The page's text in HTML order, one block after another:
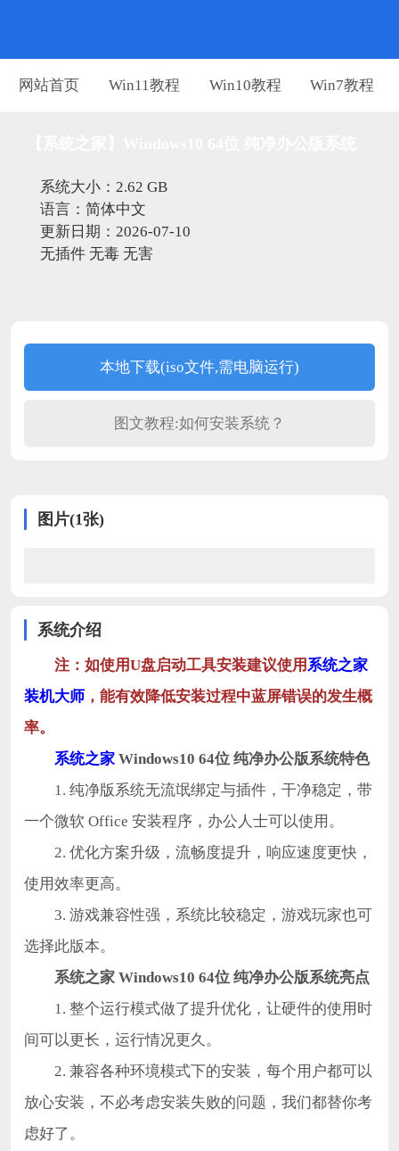
网站首页 Win11教程 Win10教程 Win7教程
系统大小：2.62 GB
语言：简体中文
更新日期：2026-07-10
无插件
无毒
本地下载(iso文件,需电脑运行)
图文教程:如何安装系统？
图片(1张)
系统介绍
注：如使用U盘启动工具安装建议使用系统之家
装机大师 ，能有效降低安装过程中蓝屏错误的发生概
率。
系统之家Windows10 64位 纯净办公版系统特色
1. 纯净版系统无流氓绑定与插件，干净稳定，带
一个微软 Office 安装程序，办公人士可以使用。
2. 优化方案升级，流畅度提升，响应速度更快，
使用效率更高。
3. 游戏兼容性强，系统比较稳定，游戏玩家也可
选择此版本。
系统之家 Windows10 64位 纯净办公版系统亮点
1. 整个运行模式做了提升优化，让硬件的使用时
间可以更长，运行情况更久。
2. 兼容各种环境模式下的安装，每个用户都可以
放心安装，不必考虑安装失败的问题，我们都替你考
虑好了。